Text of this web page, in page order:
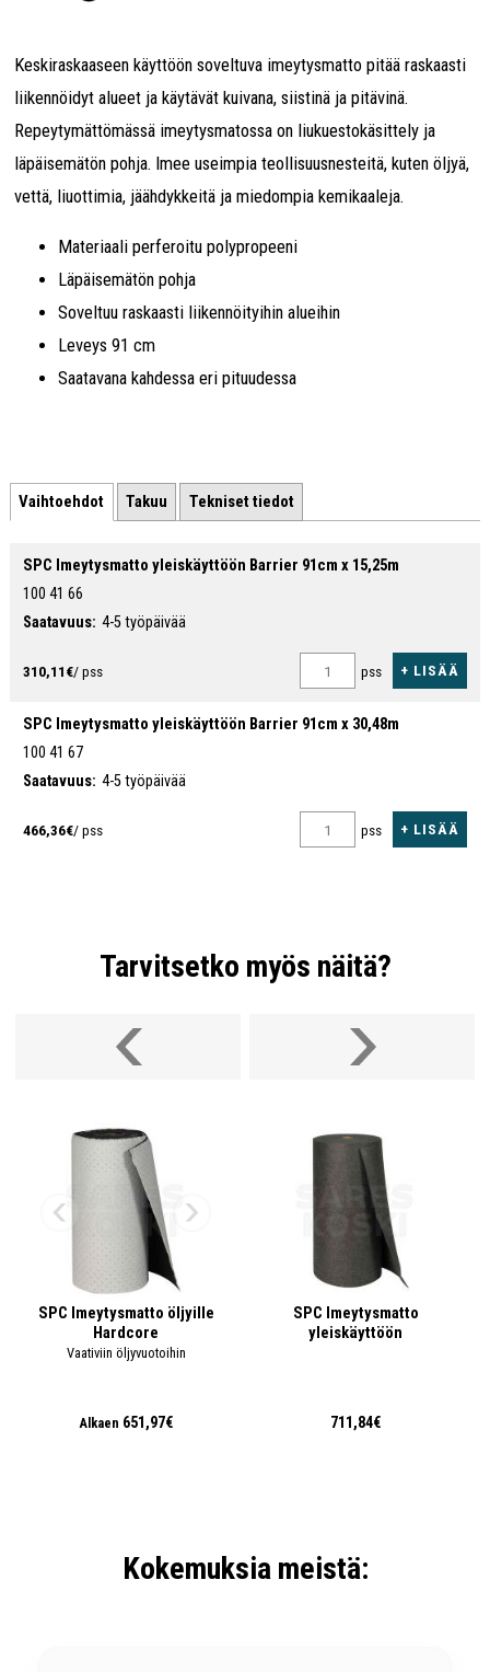
Keskiraskaaseen käyttöön soveltuva imeytysmatto pitää raskaasti
liikennöidyt alueet ja käytävät kuivana, siistinä ja pitävinä.
Repeytymättömässä imeytysmatossa on liukuestokäsittely ja
läpäisemätön pohja. Imee useimpia teollisuusnesteitä, kuten öljyä,
vettä, liuottimia, jäähdykkeitä ja miedompia kemikaaleja.
Materiaali perferoitu polypropeeni
Läpäisemätön pohja
Soveltuu raskaasti liikennöityihin alueihin
Leveys 91 cm
Saatavana kahdessa eri pituudessa
Vaihtoehdot Takuu Tekniset tiedot
SPC Imeytysmatto yleiskäyttöön Barrier 91cm x 15,25m
100 41 66
Saatavuus: 4-5 työpäivää
310,11€/ pss pss + LISÄÄ
SPC Imeytysmatto yleiskäyttöön Barrier 91cm x 30,48m
100 41 67
Saatavuus: 4-5 työpäivää
466,36€/ pss pss + LISÄÄ
Tarvitsetko myös näitä?
SPC Imeytysmatto öljyille
Hardcore
Vaativiin öljyvuotoihin
Alkaen 651,97€
SPC Imeytysmatto
yleiskäyttöön
711,84€
Kokemuksia meistä: